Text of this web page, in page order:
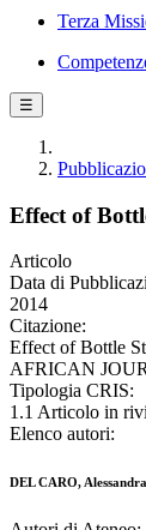
Terza
☰
Effect of
Articolo
Data di
2014
Citazione:
Effect of Bottle
AFRICAN
Tipologia CRIS:
1.1 Articolo in
Elenco autori:
DEL CARO,